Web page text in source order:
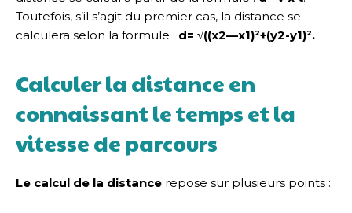
Toutefois, s’il s’agit du premier cas, la distance se
calculera selon la formule : d= √((x2—x1)²+(y2-y1)².
Calculer la distance en
connaissant le temps et la
vitesse de parcours
Le calcul de la distance repose sur plusieurs points :